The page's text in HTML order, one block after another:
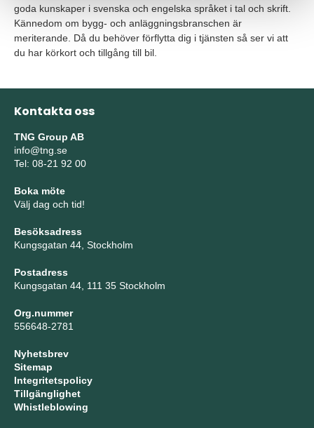
goda kunskaper i svenska och engelska språket i tal och skrift.
Kännedom om bygg- och anläggningsbranschen är
meriterande. Då du behöver förflytta dig i tjänsten så ser vi att
du har körkort och tillgång till bil.
Kontakta oss
TNG Group AB
info@tng.se
Tel: 08-21 92 00
Boka möte
Välj dag och tid!
Besöksadress
Kungsgatan 44, Stockholm
Postadress
Kungsgatan 44, 111 35 Stockholm
Org.nummer
556648-2781
Nyhetsbrev
Sitemap
Integritetspolicy
Tillgänglighet
Whistleblowing